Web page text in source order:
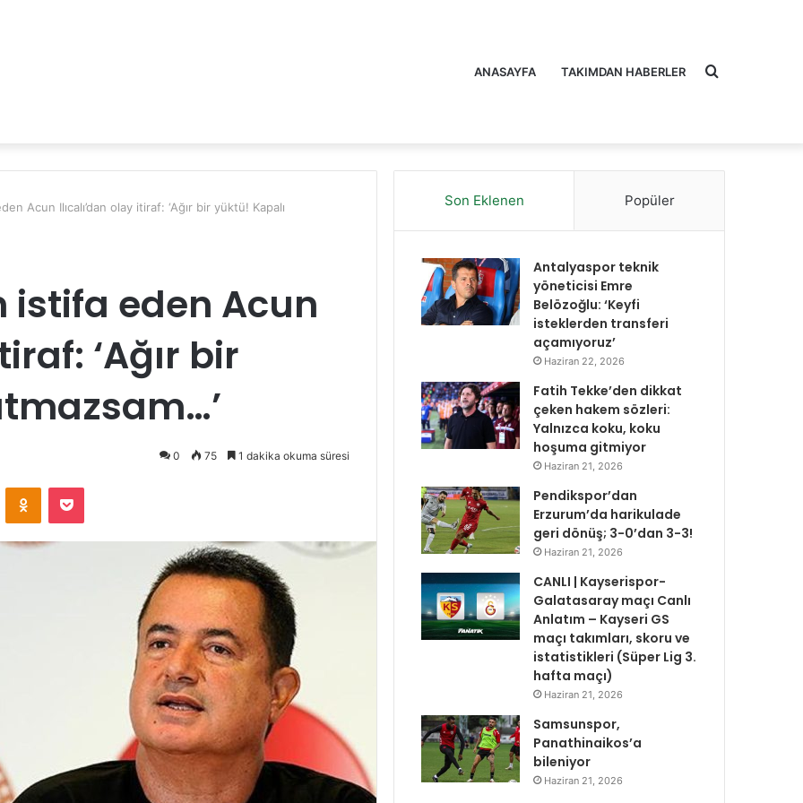
ANASAYFA TAKIMDAN HABERLER Arama
Acun Ilıcalı’dan olay itiraf: ‘Ağır bir yüktü! Kapalı
istifa eden Acun
‘Ağır bir
0 75 1 dakika okuma süresi
Odnoklassniki
Pocket
Son Eklenen Popüler
Antalyaspor teknik
yöneticisi Emre
Belözoğlu: ‘Keyfi
isteklerden transferi
açamıyoruz’
Haziran 22, 2026
Fatih Tekke’den dikkat
çeken hakem sözleri:
Yalnızca koku, koku
hoşuma gitmiyor
Haziran 21, 2026
Pendikspor’dan
Erzurum’da harikulade
geri dönüş; 3-0’dan 3-3!
Haziran 21, 2026
CANLI | Kayserispor-
Galatasaray maçı Canlı
Anlatım – Kayseri GS
maçı takımları, skoru ve
istatistikleri (Süper Lig 3.
hafta maçı)
Haziran 21, 2026
Samsunspor,
Panathinaikos’a
bileniyor
Haziran 21, 2026